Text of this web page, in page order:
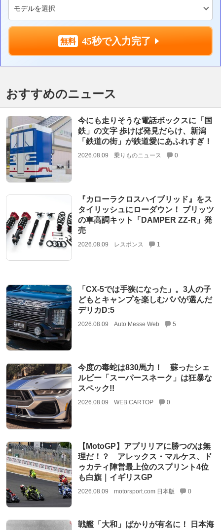
45秒で入力完了
おすすめのニュース
今にも走りそうな電話ボックスに「国
鉄」の文字 歩けば発見だらけ、新潟
「鉄道の街」が鉄道愛にあふれすぎ！
2026.08.09 乗りものニュース 0
『カローラクロスハイブリッド』をス
タイリッシュにローダウン！ ブリッツ
の車高調キット「DAMPER ZZ-R」発
売
2026.08.09 レスポンス 1
「CX-5では手狭になった」。3人の子
どもとキャンプを楽しむパパが選んだ
デリカD:5
2026.08.09 Auto Messe Web 5
今度の毒蛇は830馬力！ 蘇ったシェ
ルビー「スーパースネーク」は狂暴な
スペック!!
2026.08.09 WEB CARTOP 0
【MotoGP】アプリリアに勝つのは無
理だ！？ アレックス・マルケス、ド
ゥカティ陣営最上位のスプリント4位
も白旗｜イギリスGP
2026.08.09 motorsport.com 日本版 0
戦艦「大和」ばかりが有名に！ 日本海